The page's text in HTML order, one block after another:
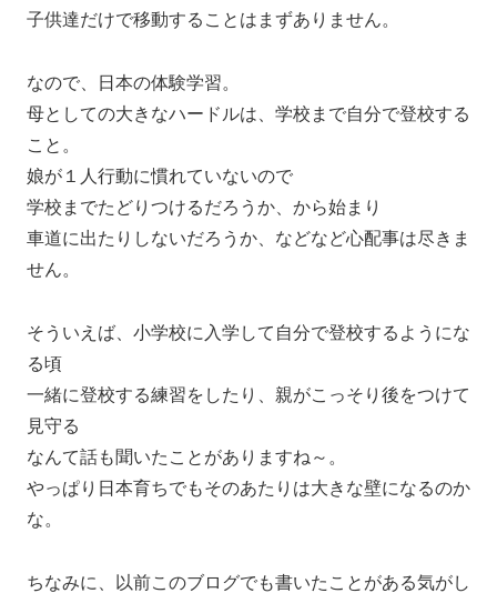
子供達だけで移動することはまずありません。
なので、日本の体験学習。
母としての大きなハードルは、学校まで自分で登校する
こと。
娘が１人行動に慣れていないので
学校までたどりつけるだろうか、から始まり
車道に出たりしないだろうか、などなど心配事は尽きま
せん。
そういえば、小学校に入学して自分で登校するようにな
る頃
一緒に登校する練習をしたり、親がこっそり後をつけて
見守る
なんて話も聞いたことがありますね～。
やっぱり日本育ちでもそのあたりは大きな壁になるのか
な。
ちなみに、以前このブログでも書いたことがある気がし